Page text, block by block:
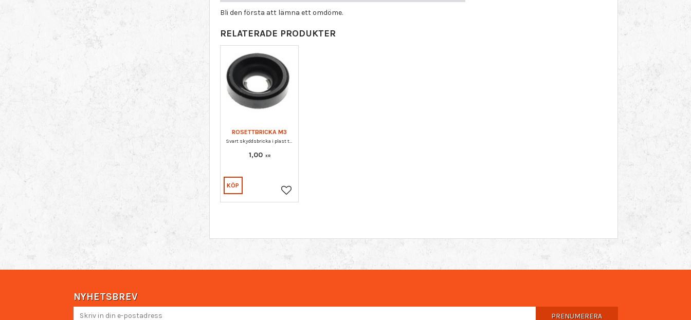
Bli den första att lämna ett omdöme.
RELATERADE PRODUKTER
ROSETTBRICKA M3
Svart skyddsbricka i plast tänkt för försänkt skruv.
1,00 KR
Lägg till i favoriter
KÖP
NYHETSBREV
PRENUMERERA